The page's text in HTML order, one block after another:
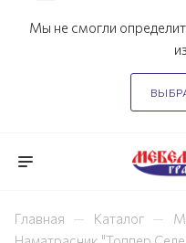
Мы не смогли
Главная — Каталог —